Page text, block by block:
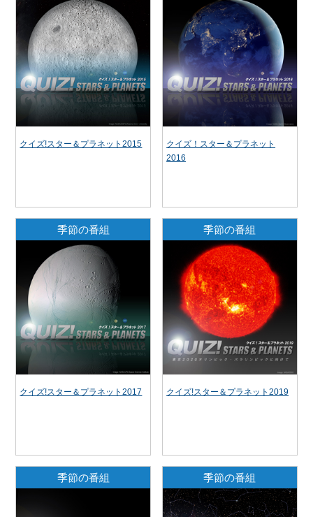
クイズ!スター＆プラネット2015
クイズ！スター＆プラネット
2016
季節の番組
クイズ!スター＆プラネット2017
季節の番組
クイズ!スター＆プラネット2019
季節の番組 季節の番組